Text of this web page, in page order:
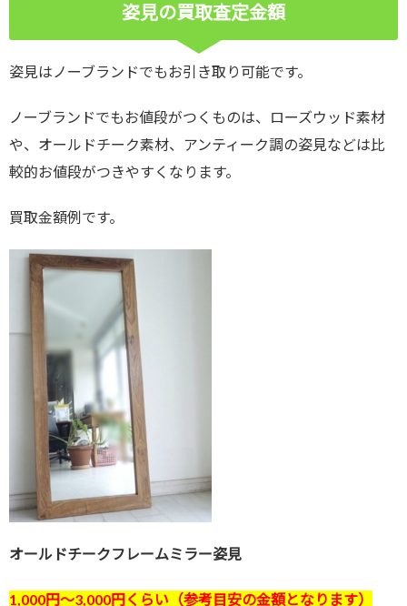
姿見の買取査定金額
姿見はノーブランドでもお引き取り可能です。
ノーブランドでもお値段がつくものは、ローズウッド素材
や、オールドチーク素材、アンティーク調の姿見などは比
較的お値段がつきやすくなります。
買取金額例です。
オールドチークフレームミラー姿見
1,000円〜3,000円くらい （参考目安の金額となります）